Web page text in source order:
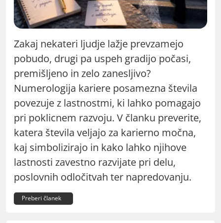
Zakaj nekateri ljudje lažje prevzamejo
pobudo, drugi pa uspeh gradijo počasi,
premišljeno in zelo zanesljivo?
Numerologija kariere posamezna števila
povezuje z lastnostmi, ki lahko pomagajo
pri poklicnem razvoju. V članku preverite,
katera števila veljajo za karierno močna,
kaj simbolizirajo in kako lahko njihove
lastnosti zavestno razvijate pri delu,
poslovnih odločitvah ter napredovanju.
Preberi članek